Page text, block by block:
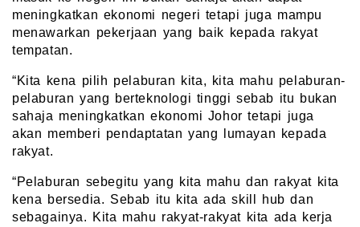
meningkatkan ekonomi negeri tetapi juga mampu
menawarkan pekerjaan yang baik kepada rakyat
tempatan.
“Kita kena pilih pelaburan kita, kita mahu pelaburan-
pelaburan yang berteknologi tinggi sebab itu bukan
sahaja meningkatkan ekonomi Johor tetapi juga
akan memberi pendaptatan yang lumayan kepada
rakyat.
“Pelaburan sebegitu yang kita mahu dan rakyat kita
kena bersedia. Sebab itu kita ada skill hub dan
sebagainya. Kita mahu rakyat-rakyat kita ada kerja